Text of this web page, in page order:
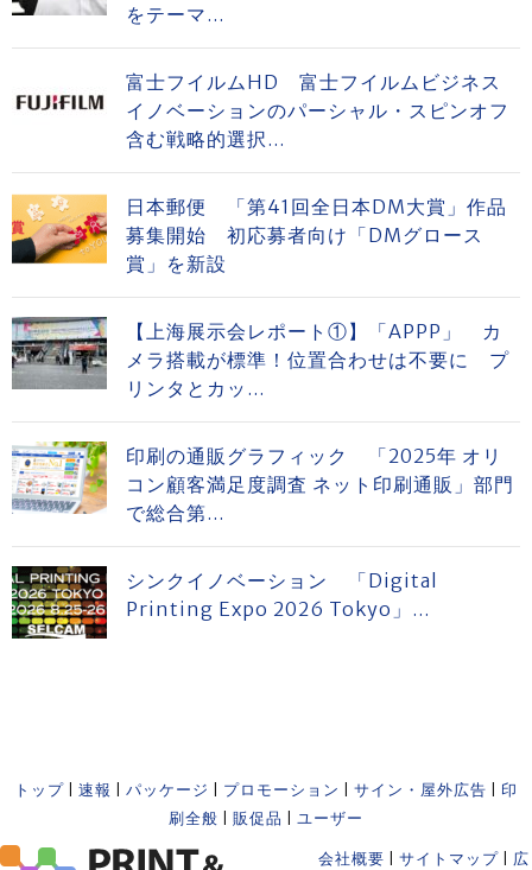
をテーマ...
富士フイルムHD 富士フイルムビジネス
イノベーションのパーシャル・スピンオフ
含む戦略的選択...
日本郵便 「第41回全日本DM大賞」作品
募集開始 初応募者向け「DMグロース
賞」を新設
【上海展示会レポート①】「APPP」 カ
メラ搭載が標準！位置合わせは不要に プ
リンタとカッ...
印刷の通販グラフィック 「2025年 オリ
コン顧客満足度調査 ネット印刷通販」部門
で総合第...
シンクイノベーション 「Digital
Printing Expo 2026 Tokyo」...
トップ 速報 パッケージ プロモーション サイン・屋外広告
印
刷全般
販促品 ユーザー
会社概要 サイトマップ 広